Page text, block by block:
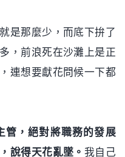
是那麼少，而底下拚了
，前浪死在沙灘上是正
連想要獻花問候一下都
管，絕對將職務的發展
說得天花亂墜。 我自己